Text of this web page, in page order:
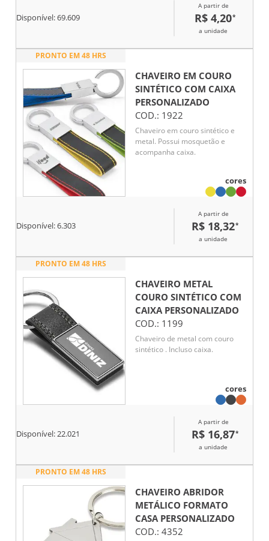
Disponível:69.609
A partir de
R$ 4,20*
a unidade
PRONTO EM 48 HRS
CHAVEIRO EM COURO
SINTÉTICO COM CAIXA
PERSONALIZADO
COD.: 1922
Chaveiro em couro sintético e
metal. Possui mosquetão e
acompanha caixa.
cores
Disponível:6.303
A partir de
R$ 18,32*
a unidade
PRONTO EM 48 HRS
CHAVEIRO METAL
COURO SINTÉTICO COM
CAIXA PERSONALIZADO
COD.: 1199
Chaveiro de metal com couro
sintético . Incluso caixa.
cores
Disponível:22.021
A partir de
R$ 16,87*
a unidade
PRONTO EM 48 HRS
CHAVEIRO ABRIDOR
METÁLICO FORMATO
CASA PERSONALIZADO
COD.: 4352